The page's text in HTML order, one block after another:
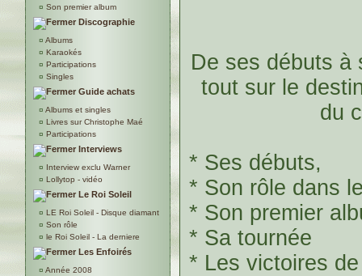
¤ Son premier album
Discographie
¤ Albums
¤ Karaokés
¤ Participations
¤ Singles
Guide achats
¤ Albums et singles
¤ Livres sur Christophe Maé
¤ Participations
Interviews
¤ Interview exclu Warner
¤ Lollytop - vidéo
Le Roi Soleil
¤ LE Roi Soleil - Disque diamant
¤ Son rôle
¤ le Roi Soleil - La derniere
Les Enfoirés
¤ Année 2008
De ses débuts à
tout sur le
du
* Ses débuts,
* Son rôle dans
* Son premier
* Sa tournée
* Les victoires